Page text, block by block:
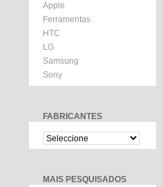
Apple
Ferramentas
HTC
LG
Samsung
Sony
FABRICANTES
MAIS PESQUISADOS